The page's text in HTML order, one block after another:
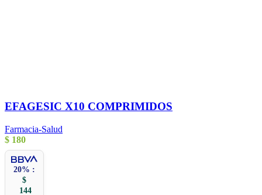
EFAGESIC X10 COMPRIMIDOS
Farmacia-Salud
$ 180
20% :
$
144